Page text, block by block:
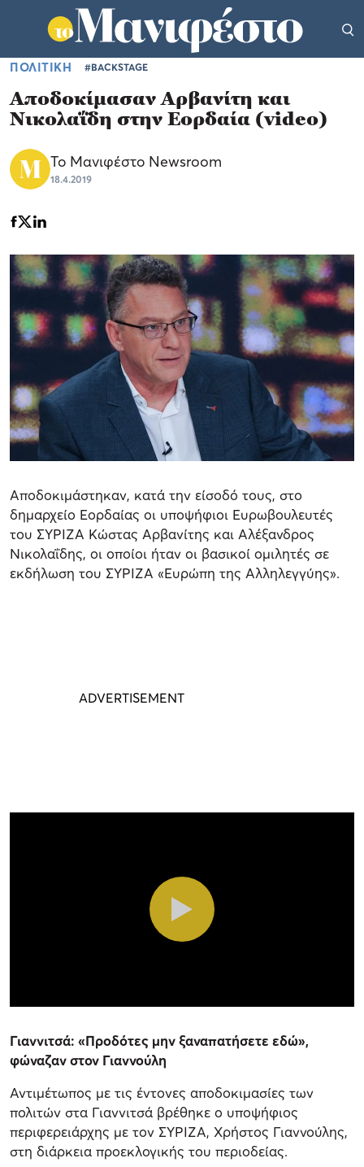
ΠΟΛΙΤΙΚΗ #BACKSTAGE
Αποδοκίμασαν Αρβανίτη και
Νικολαΐδη στην Εορδαία (video)
Το Μανιφέστο Newsroom
18.4.2019
Αποδοκιμάστηκαν, κατά την είσοδό τους, στο
δημαρχείο Εορδαίας οι υποψήφιοι Ευρωβουλευτές
του ΣΥΡΙΖΑ Κώστας Αρβανίτης και Αλέξανδρος
Νικολαΐδης, οι οποίοι ήταν οι βασικοί ομιλητές σε
εκδήλωση του ΣΥΡΙΖΑ «Ευρώπη της Αλληλεγγύης».
Γιαννιτσά: «Προδότες μην ξαναπατήσετε εδώ»,
φώναζαν στον Γιαννούλη
Αντιμέτωπος με τις έντονες αποδοκιμασίες των
πολιτών στα Γιαννιτσά βρέθηκε ο υποψήφιος
περιφερειάρχης με τον ΣΥΡΙΖΑ, Χρήστος Γιαννούλης,
στη διάρκεια προεκλογικής του περιοδείας.